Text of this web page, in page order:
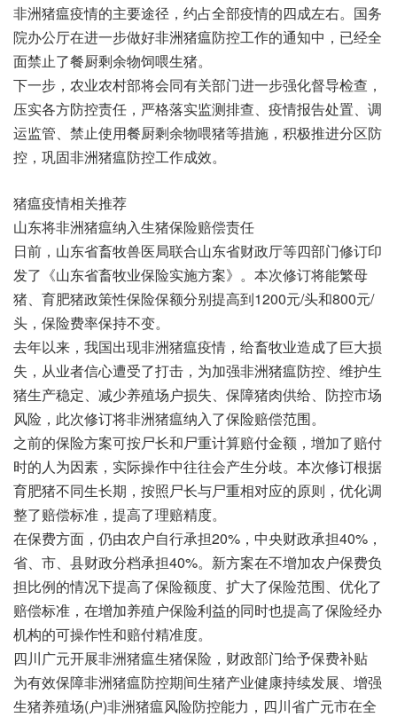
非洲猪瘟疫情的主要途径，约占全部疫情的四成左右。国务
院办公厅在进一步做好非洲猪瘟防控工作的通知中，已经全
面禁止了餐厨剩余物饲喂生猪。
下一步，农业农村部将会同有关部门进一步强化督导检查，
压实各方防控责任，严格落实监测排查、疫情报告处置、调
运监管、禁止使用餐厨剩余物喂猪等措施，积极推进分区防
控，巩固非洲猪瘟防控工作成效。
猪瘟疫情相关推荐
山东将非洲猪瘟纳入生猪保险赔偿责任
日前，山东省畜牧兽医局联合山东省财政厅等四部门修订印
发了《山东省畜牧业保险实施方案》。本次修订将能繁母
猪、育肥猪政策性保险保额分别提高到1200元/头和800元/
头，保险费率保持不变。
去年以来，我国出现非洲猪瘟疫情，给畜牧业造成了巨大损
失，从业者信心遭受了打击，为加强非洲猪瘟防控、维护生
猪生产稳定、减少养殖场户损失、保障猪肉供给、防控市场
风险，此次修订将非洲猪瘟纳入了保险赔偿范围。
之前的保险方案可按尸长和尸重计算赔付金额，增加了赔付
时的人为因素，实际操作中往往会产生分歧。本次修订根据
育肥猪不同生长期，按照尸长与尸重相对应的原则，优化调
整了赔偿标准，提高了理赔精度。
在保费方面，仍由农户自行承担20%，中央财政承担40%，
省、市、县财政分档承担40%。新方案在不增加农户保费负
担比例的情况下提高了保险额度、扩大了保险范围、优化了
赔偿标准，在增加养殖户保险利益的同时也提高了保险经办
机构的可操作性和赔付精准度。
四川广元开展非洲猪瘟生猪保险，财政部门给予保费补贴
为有效保障非洲猪瘟防控期间生猪产业健康持续发展、增强
生猪养殖场(户)非洲猪瘟风险防控能力，四川省广元市在全